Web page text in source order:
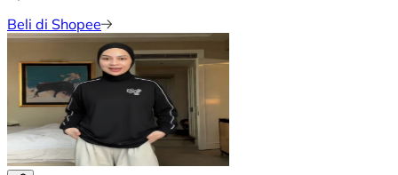
Beli di Shopee